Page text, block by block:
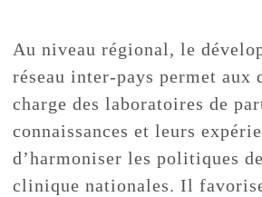
Au niveau régional, le
réseau inter-pays permet aux
charge des laboratoires de
connaissances et leurs
d’harmoniser les politiques
clinique nationales. Il